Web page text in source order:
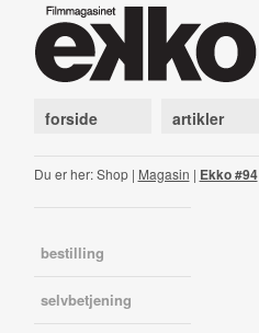
forside artikler
Du er her: Shop | Magasin | Ekko #94
bestilling
selvbetjening